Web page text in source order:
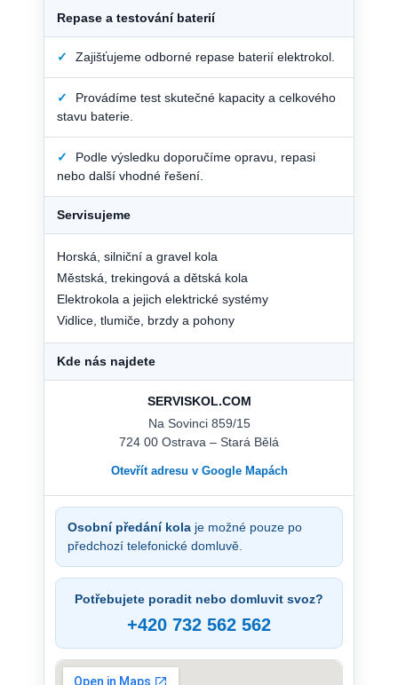
Repase a testování baterií
✓ Zajišťujeme odborné repase baterií elektrokol.
✓
Provádíme test skutečné kapacity a celkového
stavu baterie.
✓
Podle výsledku doporučíme opravu, repasi
nebo další vhodné řešení.
Servisujeme
Horská, silniční a gravel kola
Městská, trekingová a dětská kola
Elektrokola a jejich elektrické systémy
Vidlice, tlumiče, brzdy a pohony
Kde nás najdete
SERVISKOL.COM
Na Sovinci 859/15
724 00 Ostrava – Stará Bělá
Otevřít adresu v Google Mapách
Osobní předání kola je možné pouze po
předchozí telefonické domluvě.
Potřebujete poradit nebo domluvit svoz?
+420 732 562 562